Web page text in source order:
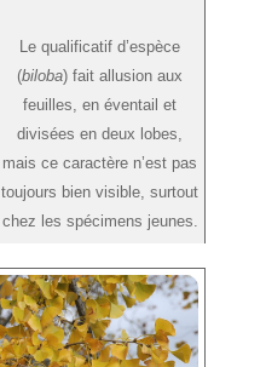
Le qualificatif d’espèce
(biloba) fait allusion aux
feuilles, en éventail et
divisées en deux lobes,
mais ce caractère n’est pas
toujours bien visible, surtout
chez les spécimens jeunes.